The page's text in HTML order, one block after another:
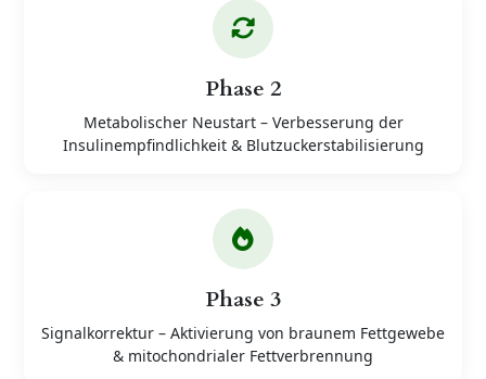
Phase 2
Metabolischer Neustart – Verbesserung der
Insulinempfindlichkeit & Blutzuckerstabilisierung
Phase 3
Signalkorrektur – Aktivierung von braunem Fettgewebe
& mitochondrialer Fettverbrennung